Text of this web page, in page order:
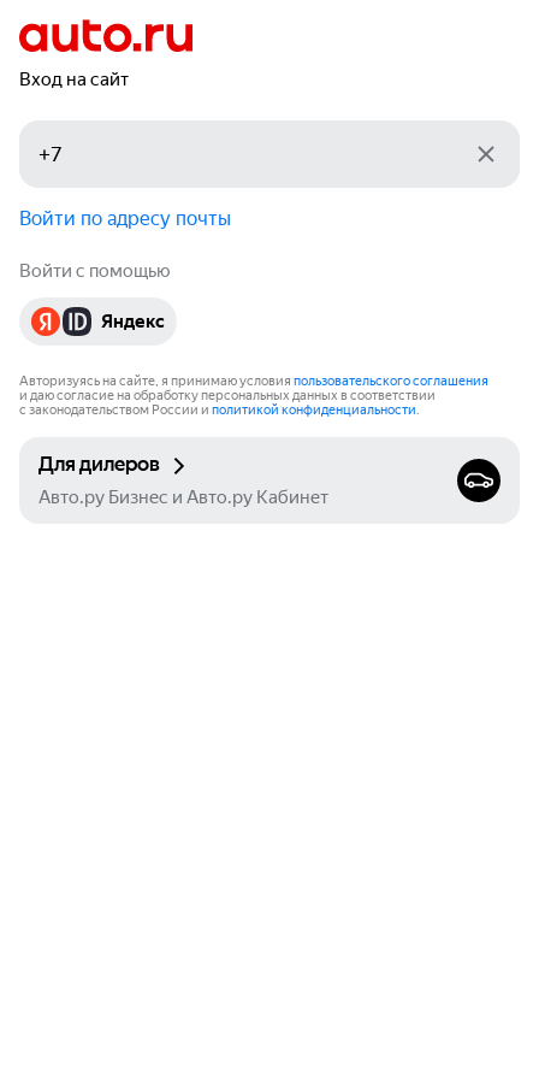
Вход на сайт
Войти по адресу почты
Войти с помощью
Яндекс
Авторизуясь на сайте, я принимаю условия пользовательского соглашения
и даю согласие на обработку персональных данных в соответствии
с законодательством России и политикой конфиденциальности.
Для дилеров
Авто.ру Бизнес и Авто.ру Кабинет